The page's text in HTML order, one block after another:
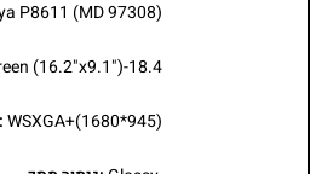
P8611 (MD 97308)
18.4-inch WideScreen (16.2"x9.1")
WSXGA+(1680*945)